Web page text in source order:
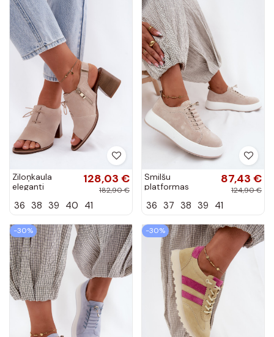
Ziloņkaula
eleganti
augstpapēžu
stilīgām
detaļām Zazoo
40523
128,03 €
182,90 €
36 38 39 40 41
Smilšu
platformas
mākslīgās zamšā
87,43 €
124,90 €
36 37 38 39 41
-30% -30%